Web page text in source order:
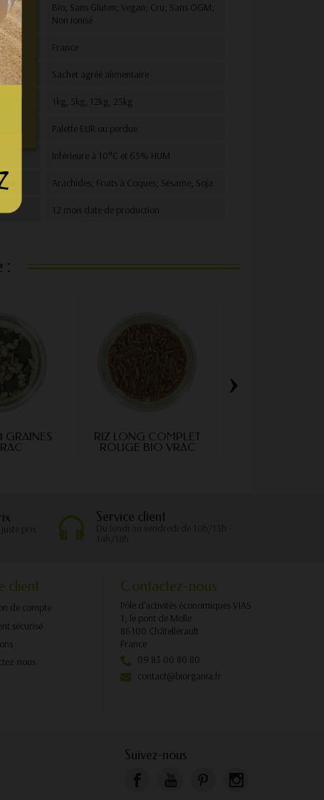
et
Bio; Sans Gluten; Vegan; Cru; Sans OGM;
Non ionisé
France
Sachet agréé alimentaire
1kg, 5kg, 12kg, 25kg
Palette EUR ou perdue
Inférieure à 10°C et 65% HUM
Arachides; Fruits à Coques; Sésame; Soja
12 mois date de production
:
GRAINES
RIZ LONG COMPLET
ROUGE BIO VRAC
›
prix
Service client
client
de compte
sécurisé
nous
Contactez-nous
Pôle d'activités économiques VIAS
1, le pont de Molle
86100 Châtellerault
France
09 83 00 80 80
contact@biorgania.fr
Suivez-nous